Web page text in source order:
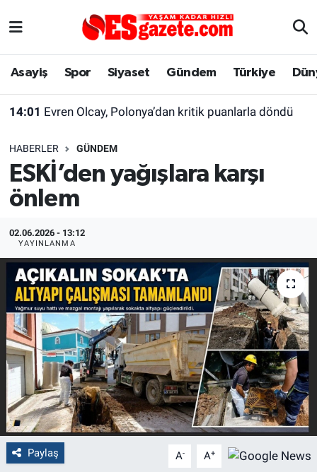
Asayiş Spor Siyaset Gündem Türkiye
14:01 Evren Olcay, Polonya’dan kritik puanlarla döndü
HABERLER GÜNDEM
ESKİ’den yağışlara karşı
önlem
02.06.2026 - 13:12
YAYINLANMA
Paylaş A- A+
Asayiş
Gündem
Türkiye
Dünya
Sağlık
Alış-Veriş/İş dünyası
Yaşam
Eskişehirspor Arşivi
Eskişehir Arşivi
Röportaj
Ekonomi
Kültür Sanat
Politika
Bilecik
Kütahya
Gezi
Eskişehir Nöbetçi Eczaneler
Süper Lig Puan Durumu ve Fikstür
Tüm Manşetler
Son Dakika Haberleri
Haber Arşivi